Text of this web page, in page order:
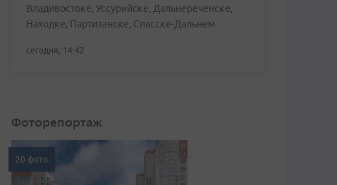
Владивостоке, Уссурийске, Дальнереченске,
Находке, Партизанске, Спасске-Дальнем
сегодня, 14:42
Фоторепортаж
20 фото